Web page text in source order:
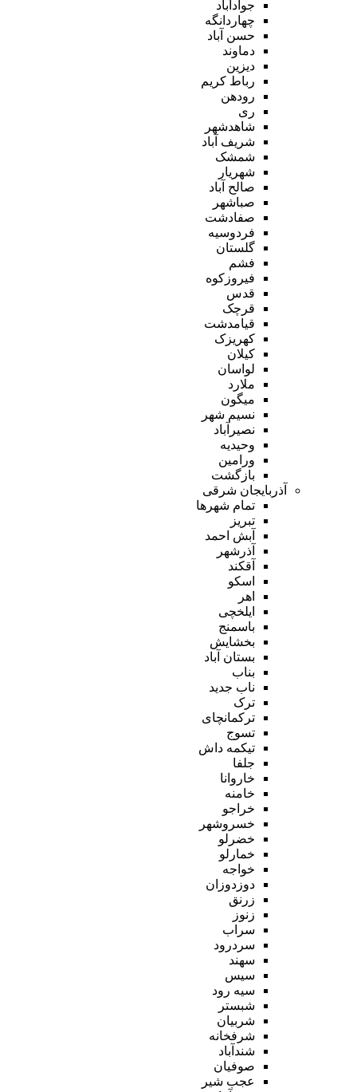
جوادآباد
چهاردانگه
حسن آباد
دماوند
دیزین
رباط کریم
رودهن
ری
شاهدشهر
شریف آباد
شمشک
شهریار
صالح آباد
صباشهر
صفادشت
فردوسیه
گلستان
فشم
فیروزکوه
قدس
قرچک
قیامدشت
کهریزک
کیلان
لواسان
ملارد
میگون
نسیم شهر
نصیرآباد
وحیدیه
ورامین
بازگشت
آذربایجان شرقی
تمام شهر‌ها
تبریز
آبش احمد
آذرشهر
آقکند
اسکو
اهر
ایلخچی
باسمنج
بخشایش
بستان آباد
بناب
ناب جدید
ترک
ترکمانچای
تسوج
تیکمه داش
جلفا
خاروانا
خامنه
خراجو
خسروشهر
خضرلو
خمارلو
خواجه
دوزدوزان
زرنق
زنوز
سراب
سردرود
سهند
سیس
سیه رود
شبستر
شربیان
شرفخانه
شندآباد
صوفیان
عجب شیر